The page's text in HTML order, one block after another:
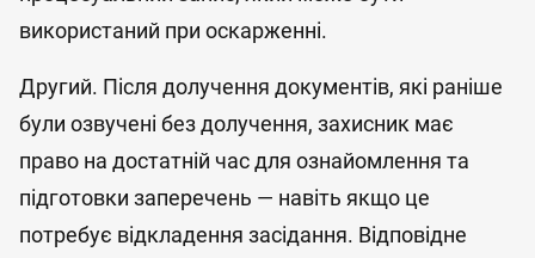
використаний при оскарженні.
Другий. Після долучення документів, які раніше
були озвучені без долучення, захисник має
право на достатній час для ознайомлення та
підготовки заперечень — навіть якщо це
потребує відкладення засідання. Відповідне